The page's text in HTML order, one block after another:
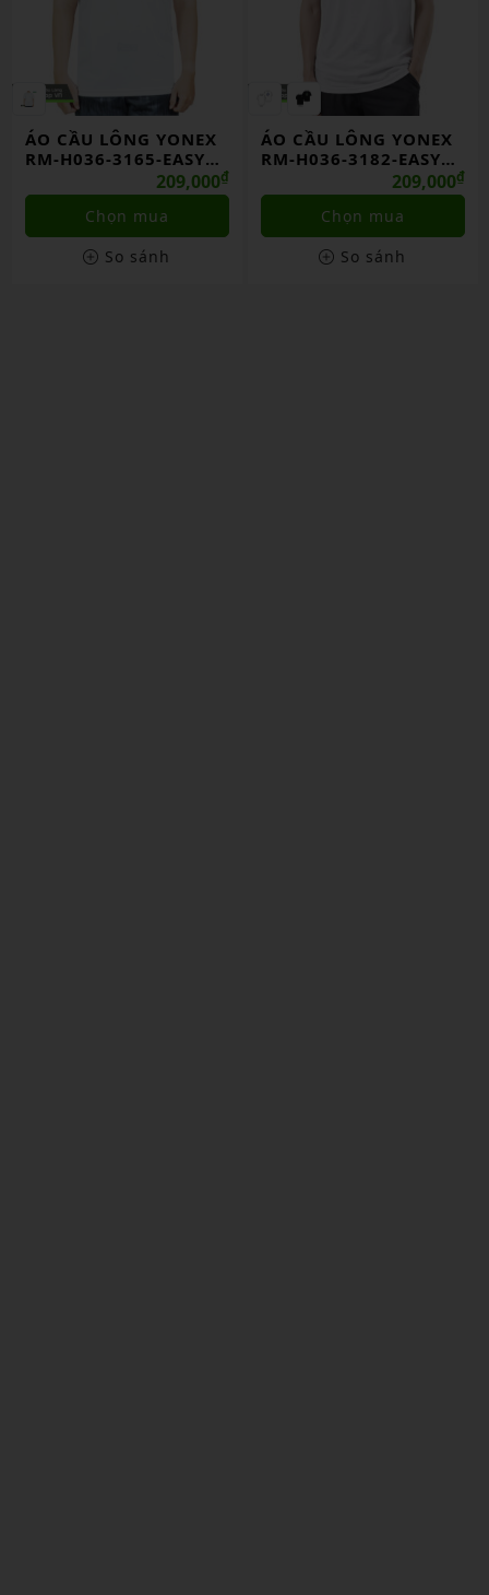
ÁO CẦU LÔNG YONEX
RM-H036-3165-EASY6-
209,000₫
Chọn mua
So sánh
ÁO CẦU LÔNG YONEX
RM-H036-3182-EASY6-
209,000₫
Chọn mua
So sánh